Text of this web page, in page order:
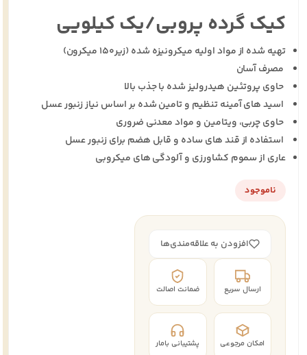
کیک گرده پروبی/یک کیلویی
تهیه شده از مواد اولیه میکرونیزه شده (زیر150 میکرون)
مصرف آسان
حاوی پروتئین هیدرولیز شده با جذب بالا
اسید های آمینه تنظیم و تامین شده بر اساس نیاز زنبور عسل
حاوی چربی، ویتامین و مواد معدنی ضروری
استفاده از قند های ساده و قابل هضم برای زنبور عسل
عاری از سموم کشاورزی و آلودگی های میکروبی
ناموجود
افزودن به علاقه‌مندی‌ها
ارسال سریع ضمانت اصالت
امکان مرجوعی پشتیبانی بامار